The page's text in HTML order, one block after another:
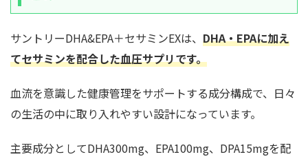
サントリーDHA&EPA＋セサミンEXは、 DHA・EPAに加え
てセサミンを配合した血圧サプリです。
血流を意識した健康管理をサポートする成分構成で、日々
の生活の中に取り入れやすい設計になっています。
主要成分としてDHA300mg、EPA100mg、DPA15mgを配